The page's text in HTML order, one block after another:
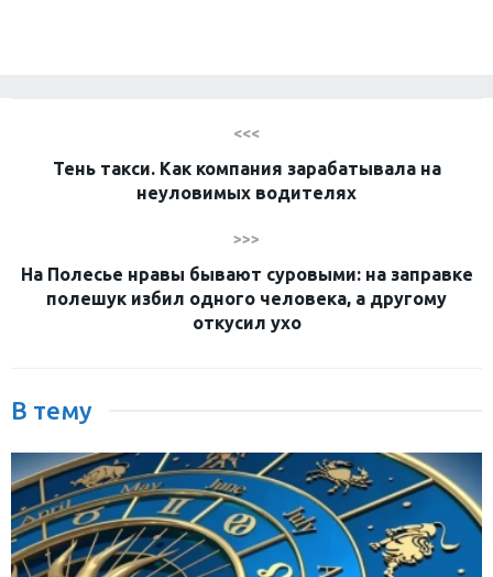
<<<
Тень такси. Как компания зарабатывала на
неуловимых водителях
>>>
На Полесье нравы бывают суровыми: на заправке
полешук избил одного человека, а другому
откусил ухо
В тему